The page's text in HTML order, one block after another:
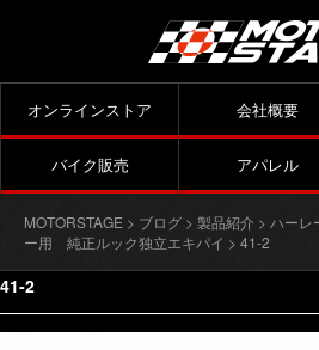
オンラインストア 会社概要
バイク販売 アパレル
MOTORSTAGE > ブログ > 製品紹介 > ハーレ
ー用 純正ルック独立エキパイ > 41-2
41-2